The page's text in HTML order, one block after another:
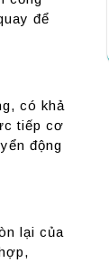
để
có khả
tiếp cơ
động
lại của